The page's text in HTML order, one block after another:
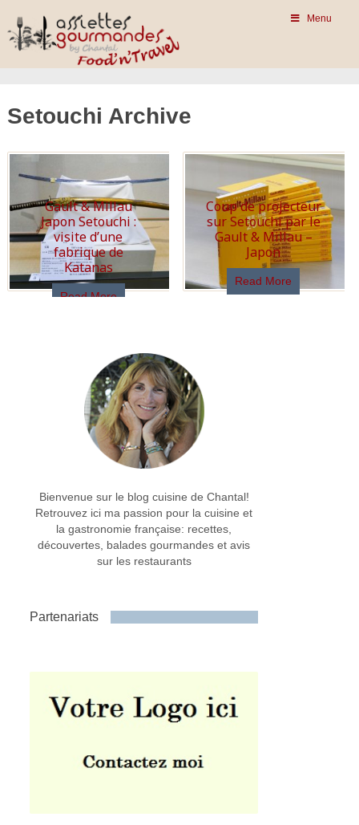
Menu
Setouchi Archive
Gault & Millau
Japon Setouchi :
visite d’une
fabrique de
Katanas
Read More
Coup de projecteur
sur Setouchi par le
Gault & Millau –
Japon
Read More
Bienvenue sur le blog cuisine de Chantal!
Retrouvez ici ma passion pour la cuisine et
la gastronomie française: recettes,
découvertes, balades gourmandes et avis
sur les restaurants
Partenariats